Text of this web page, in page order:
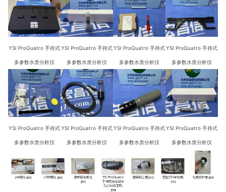
YSI ProQuatro 手持式
多参数水质分析仪
YSI ProQuatro 手持式
多参数水质分析仪
YSI ProQuatro 手持式
多参数水质分析仪
YSI ProQuatro 手持式
多参数水质分析仪
YSI ProQuatro 手持式
多参数水质分析仪
YSI ProQuatro 手持式
多参数水质分析仪
YSI ProQuatro 手持式
多参数水质分析仪
YSI ProQuatro 手持式
多参数水质分析仪